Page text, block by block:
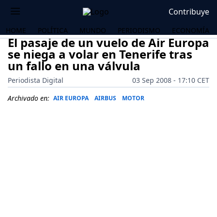
Contribuye
HOME POLÍTICA MUNDO PERIODISMO ECONOMÍA
El pasaje de un vuelo de Air Europa
se niega a volar en Tenerife tras
un fallo en una válvula
Periodista Digital
03 Sep 2008 - 17:10 CET
Archivado en: AIR EUROPA AIRBUS MOTOR